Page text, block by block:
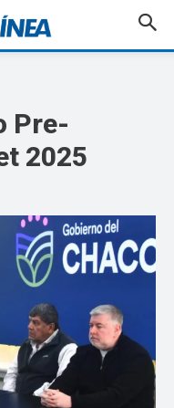
Pre-
2025